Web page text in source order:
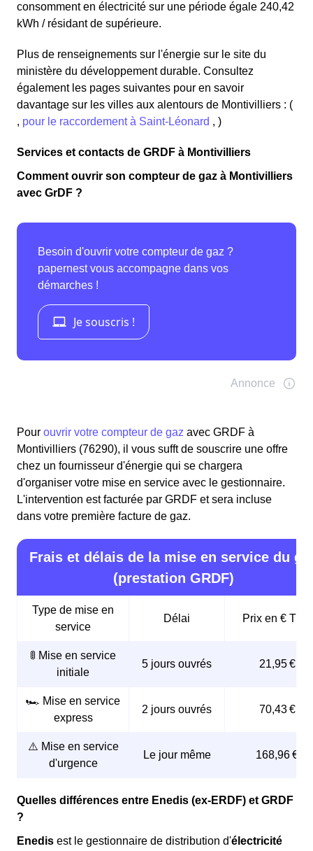
consomment en électricité sur une période égale 240,42
kWh / résidant de supérieure.
Plus de renseignements sur l'énergie sur le site du
ministère du développement durable. Consultez
également les pages suivantes pour en savoir
davantage sur les villes aux alentours de Montivilliers : (
, pour le raccordement à Saint-Léonard , )
Services et contacts de GRDF à Montivilliers
Comment ouvrir son compteur de gaz à Montivilliers
avec GrDF ?
Pour ouvrir votre compteur de gaz avec GRDF à
Montivilliers (76290), il vous sufft de souscrire une offre
chez un fournisseur d'énergie qui se chargera
d'organiser votre mise en service avec le gestionnaire.
L'intervention est facturée par GRDF et sera incluse
dans votre première facture de gaz.
Frais et délais de la mise en service du
(prestation GRDF)
Type de mise en
service
Délai Prix en € TTC
🚦 Mise en service
initiale
5 jours ouvrés 21,95 €
🏎️ Mise en service
express
2 jours ouvrés 70,43 €
⚠️ Mise en service
d'urgence
Le jour même 168,96 €
Quelles différences entre Enedis (ex-ERDF) et GRDF
?
Enedis est le gestionnaire de distribution d'électricité